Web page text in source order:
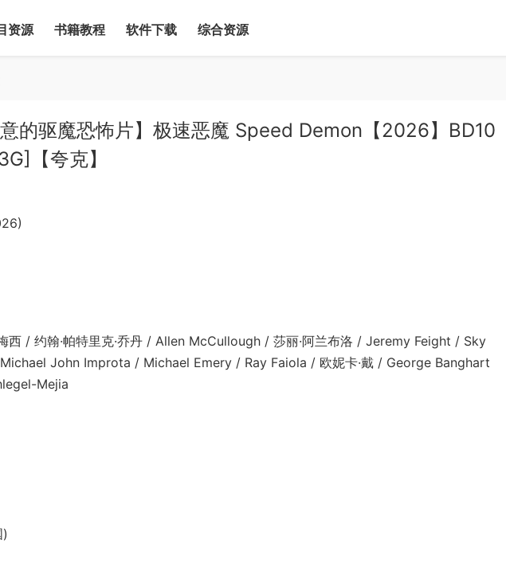
资源 书籍教程 软件下载 综合资源
的驱魔恐怖片】极速恶魔 Speed Demon【2026】BD10
【夸克】
西 / 约翰·帕特里克·乔丹 / Allen McCullough / 莎丽·阿兰布洛 / Jeremy Feight / Sky
John Improta / Michael Emery / Ray Faiola / 欧妮卡·戴 / George Banghart
Mejia